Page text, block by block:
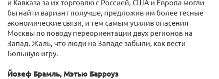
и Кавказа за их торговлю с Россией, США и Европа могли
бы найти вариант получше, предложив им более тесные
экономические связи, и тем самым усилив опасения
Москвы по поводу переориентации двух регионов на
Запад. Жаль, что люди на Западе забыли, как вести
Большую игру.
Йозеф Брамль, Мэтью Барроуз